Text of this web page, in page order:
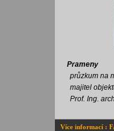
Prameny
průzkum na
majitel
Prof. Ing.
Více informací :